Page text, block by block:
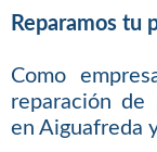
Reparamos tu
Como
reparación de
en Aiguafreda